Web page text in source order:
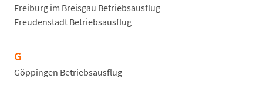
Freiburg im Breisgau Betriebsausflug
Freudenstadt Betriebsausflug
G
Göppingen Betriebsausflug